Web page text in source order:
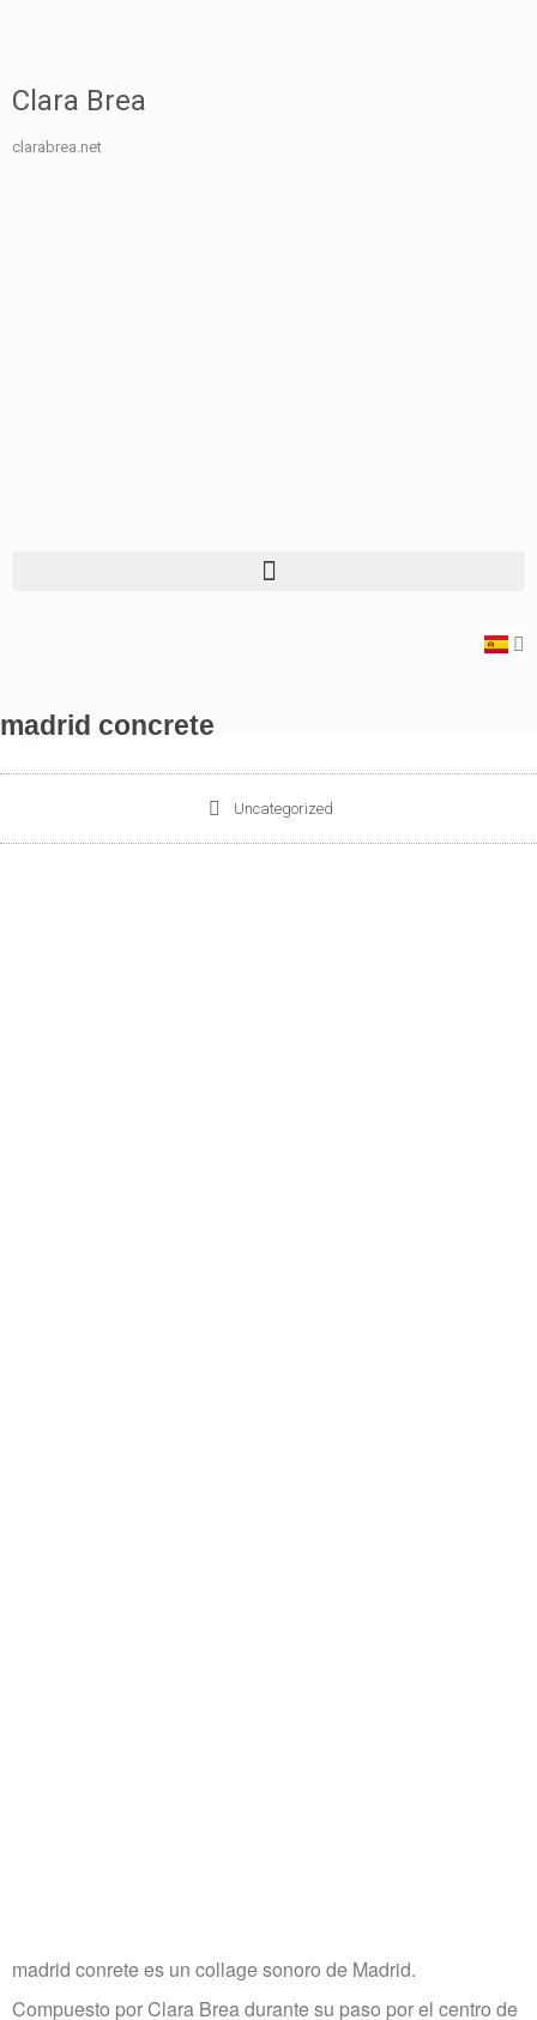
Clara Brea
clarabrea.net
madrid concrete
Uncategorized
madrid conrete es un collage sonoro de Madrid.
Compuesto por Clara Brea durante su paso por el centro de